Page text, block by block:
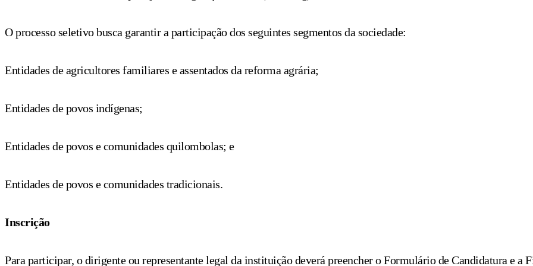
O processo seletivo busca garantir a participação dos seguintes segmentos da sociedade:
Entidades de agricultores familiares e assentados da reforma agrária;
Entidades de povos indígenas;
Entidades de povos e comunidades quilombolas; e
Entidades de povos e comunidades tradicionais.
Inscrição
Para participar, o dirigente ou representante legal da instituição deverá preencher o Formulário de Candidatura e a